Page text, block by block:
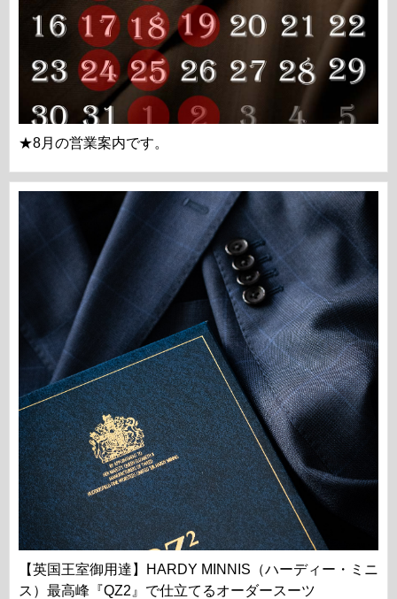
★8月の営業案内です。
【英国王室御用達】HARDY MINNIS（ハーディー・ミニ
ス）最高峰『QZ2』で仕立てるオーダースーツ